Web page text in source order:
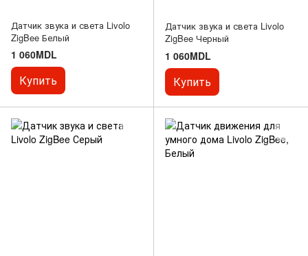
Датчик звука и света Livolo
ZigBee Белый
1 060MDL
Купить
Датчик звука и света Livolo
ZigBee Черный
1 060MDL
Купить